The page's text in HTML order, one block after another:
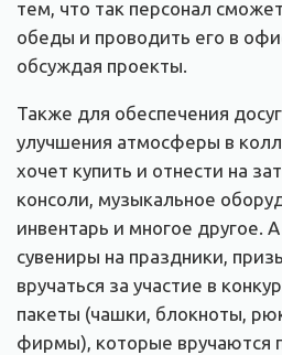
тем, что так персонал
обеды и проводить его в
обсуждая проекты.
Также для обеспечения
улучшения атмосферы в
хочет купить и отнести на
консоли, музыкальное
инвентарь и многое другое.
сувениры на праздники,
вручаться за участие в
пакеты (чашки, блокноты,
фирмы), которые вручаются